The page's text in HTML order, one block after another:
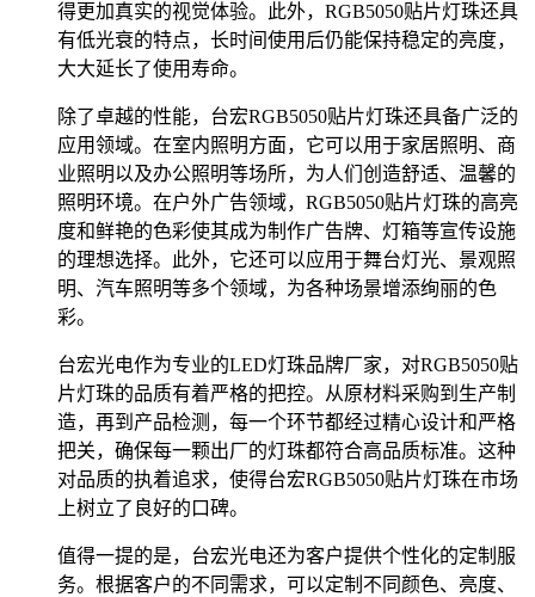
得更加真实的视觉体验。此外，RGB5050贴片灯珠还具
有低光衰的特点，长时间使用后仍能保持稳定的亮度，
大大延长了使用寿命。
除了卓越的性能，台宏RGB5050贴片灯珠还具备广泛的
应用领域。在室内照明方面，它可以用于家居照明、商
业照明以及办公照明等场所，为人们创造舒适、温馨的
照明环境。在户外广告领域，RGB5050贴片灯珠的高亮
度和鲜艳的色彩使其成为制作广告牌、灯箱等宣传设施
的理想选择。此外，它还可以应用于舞台灯光、景观照
明、汽车照明等多个领域，为各种场景增添绚丽的色
彩。
台宏光电作为专业的LED灯珠品牌厂家，对RGB5050贴
片灯珠的品质有着严格的把控。从原材料采购到生产制
造，再到产品检测，每一个环节都经过精心设计和严格
把关，确保每一颗出厂的灯珠都符合高品质标准。这种
对品质的执着追求，使得台宏RGB5050贴片灯珠在市场
上树立了良好的口碑。
值得一提的是，台宏光电还为客户提供个性化的定制服
务。根据客户的不同需求，可以定制不同颜色、亮度、